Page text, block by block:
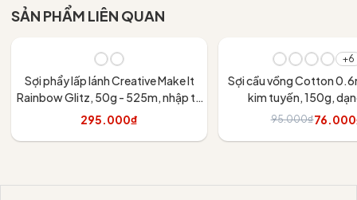
SẢN PHẨM LIÊN QUAN
Sợi phẩy lấp lánh Creative Make It
Rainbow Glitz, 50g - 525m, nhập từ
Rico Design, đan móc áo, váy, khăn
295.000₫
+6
Sợi cầu vồng Cotton
kim tuyến, 150g,
95.000₫